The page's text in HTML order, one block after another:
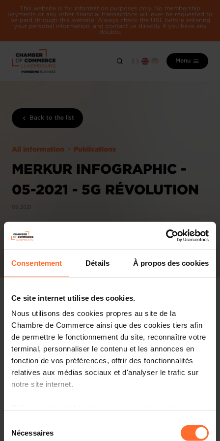
Consentement Détails À propos des cookies
Ce site internet utilise des cookies.
Nous utilisons des cookies propres au site de la
Chambre de Commerce ainsi que des cookies tiers afin
de permettre le fonctionnement du site, reconnaître votre
terminal, personnaliser le contenu et les annonces en
fonction de vos préférences, offrir des fonctionnalités
relatives aux médias sociaux et d'analyser le trafic sur
notre site internet.
à l’exception des cookies strictement nécessaires au
Nécessaires
This website is for information purposes only. No membership
payments or any other financial transactions will ever be requested to
be paid through this website. Always check the URL before entering
your personal information, and contact us directly if you have any
doubts.
Menu
Back to the list
All information Publications
MERKUR INFOGRAPHIC -
05-2021 - 5G RÉVOLUTION
PDF, 4.2 MB